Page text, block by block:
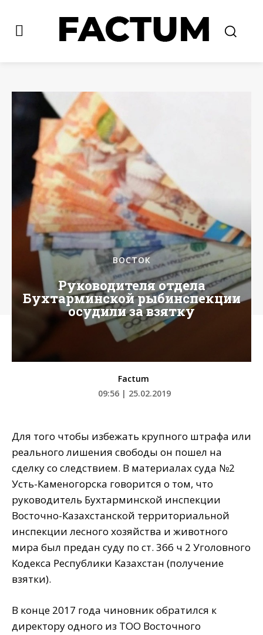
ВОСТОК
Руководителя отдела
Бухтарминской рыбинспекции
осудили за взятку
Factum
09:56 | 25.02.2019
Для того чтобы избежать крупного штрафа или
реального лишения свободы он пошел на
сделку со следствием. В материалах суда №2
Усть-Каменогорска говорится о том, что
руководитель Бухтарминской инспекции
Восточно-Казахстанской территориальной
инспекции лесного хозяйства и животного
мира был предан суду по ст. 366 ч 2 Уголовного
Кодекса Республики Казахстан (получение
взятки).
В конце 2017 года чиновник обратился к
директору одного из ТОО Восточного